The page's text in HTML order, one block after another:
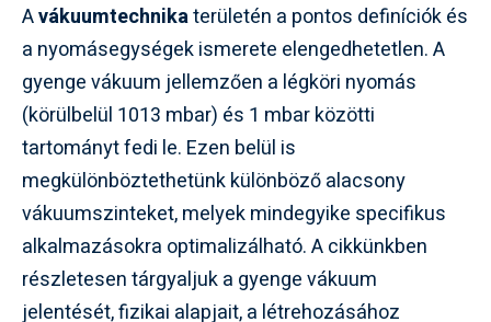
Avákuumtechnikaterületén a pontos definíciók és
a nyomásegységek ismerete elengedhetetlen. A
gyenge vákuum jellemzően a légköri nyomás
(körülbelül 1013 mbar) és 1 mbar közötti
tartományt fedi le. Ezen belül is
megkülönböztethetünk különböző alacsony
vákuumszinteket, melyek mindegyike specifikus
alkalmazásokra optimalizálható. A cikkünkben
részletesen tárgyaljuk a gyenge vákuum
jelentését, fizikai alapjait, a létrehozásához